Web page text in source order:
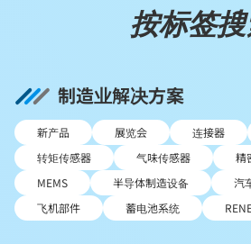
按标签
制造业解决方案
新产品 展览会 连接器
转矩传感器
气味传感器
精
MEMS
半导体制造设备
汽
飞机部件
蓄电池系统